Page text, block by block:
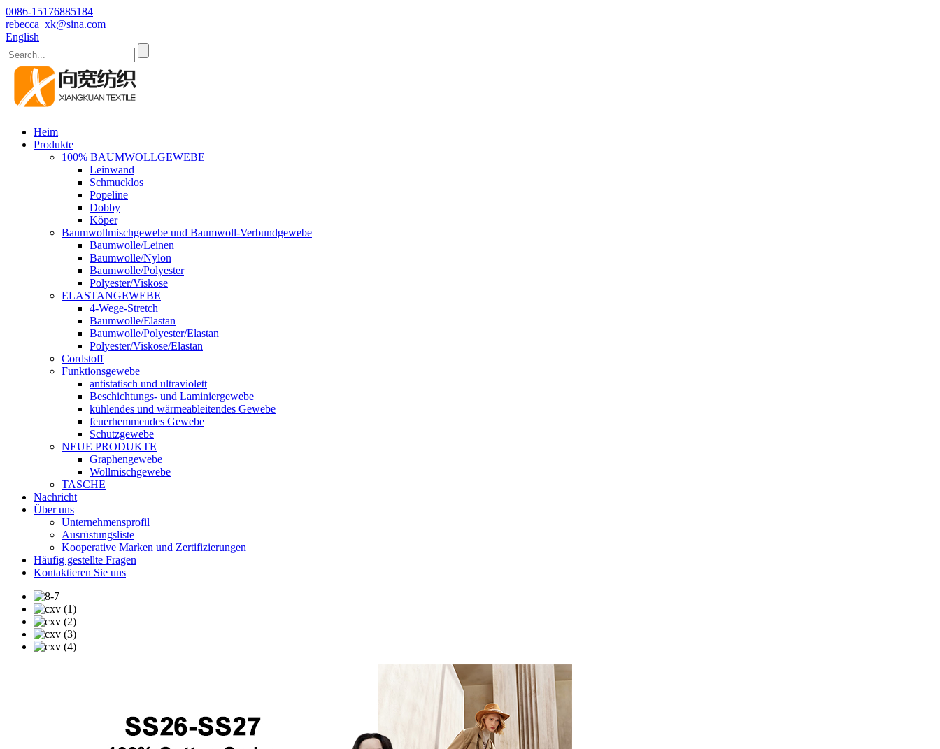
0086-15176885184
rebecca_xk@sina.com
English
Heim
Produkte
100% BAUMWOLLGEWEBE
Leinwand
Schmucklos
Popeline
Dobby
Köper
Baumwollmischgewebe und Baumwoll-Verbundgewebe
Baumwolle/Leinen
Baumwolle/Nylon
Baumwolle/Polyester
Polyester/Viskose
ELASTANGEWEBE
4-Wege-Stretch
Baumwolle/Elastan
Baumwolle/Polyester/Elastan
Polyester/Viskose/Elastan
Cordstoff
Funktionsgewebe
antistatisch und ultraviolett
Beschichtungs- und Laminiergewebe
kühlendes und wärmeableitendes Gewebe
feuerhemmendes Gewebe
Schutzgewebe
NEUE PRODUKTE
Graphengewebe
Wollmischgewebe
TASCHE
Nachricht
Über uns
Unternehmensprofil
Ausrüstungsliste
Kooperative Marken und Zertifizierungen
Häufig gestellte Fragen
Kontaktieren Sie uns